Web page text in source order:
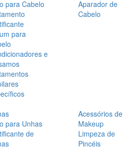
para Cabelo
para
e
Aparador de
Cabelo
para Unhas
de
Acessórios de
Makeup
Limpeza de
Pincéis